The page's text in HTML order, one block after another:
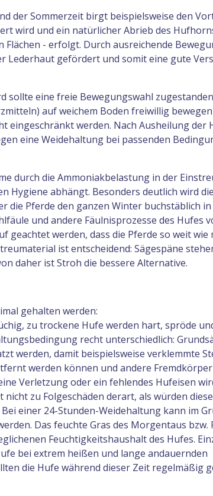
der Sommerzeit birgt beispielsweise den
wird und ein natürlicher Abrieb des
- erfolgt. Durch ausreichende
Lederhaut gefördert und somit eine gute
sollte eine freie Bewegungswahl
auf weichem Boden freiwillig
eingeschränkt werden. Nach Ausheilung der
eine Weidehaltung bei passenden
durch die Ammoniakbelastung in der
Hygiene abhängt. Besonders deutlich wird
die Pferde den ganzen Winter buchstäblich
und andere Fäulnisprozesse des Hufes
geachtet werden, dass die Pferde so weit wie
ist entscheidend: Sägespäne
daher ist Stroh die bessere Alternative.
gehalten werden:
zu trockene Hufe werden hart, spröde
recht unterschiedlich:
werden, damit beispielsweise verklemmte
werden können und andere
Verletzung oder ein fehlendes Hufeisen
zu Folgeschäden derart, als würden
einer 24-Stunden-Weidehaltung kann im
Das feuchte Gras des Morgentaus bzw.
Feuchtigkeitshaushalt des Hufes.
bei extrem heißen und lange andauernden
die Hufe während dieser Zeit regelmäßig